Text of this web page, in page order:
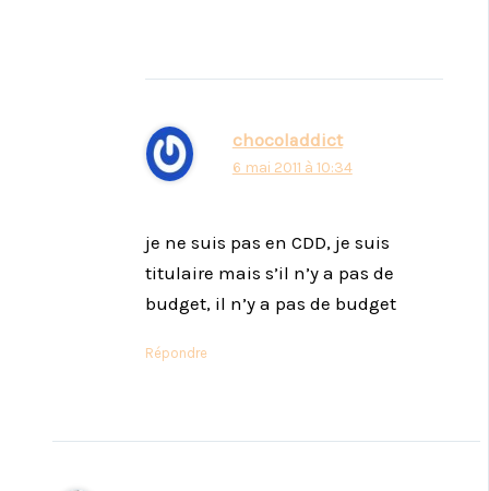
chocoladdict
6 mai 2011 à 10:34
je ne suis pas en CDD, je suis
titulaire mais s’il n’y a pas de
budget, il n’y a pas de budget
Répondre